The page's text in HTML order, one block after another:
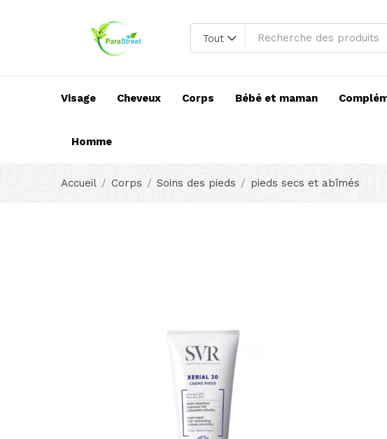
Tout
Visage Cheveux Corps Bébé et maman
Homme
Accueil Corps Soins des pieds pieds secs et abîmés